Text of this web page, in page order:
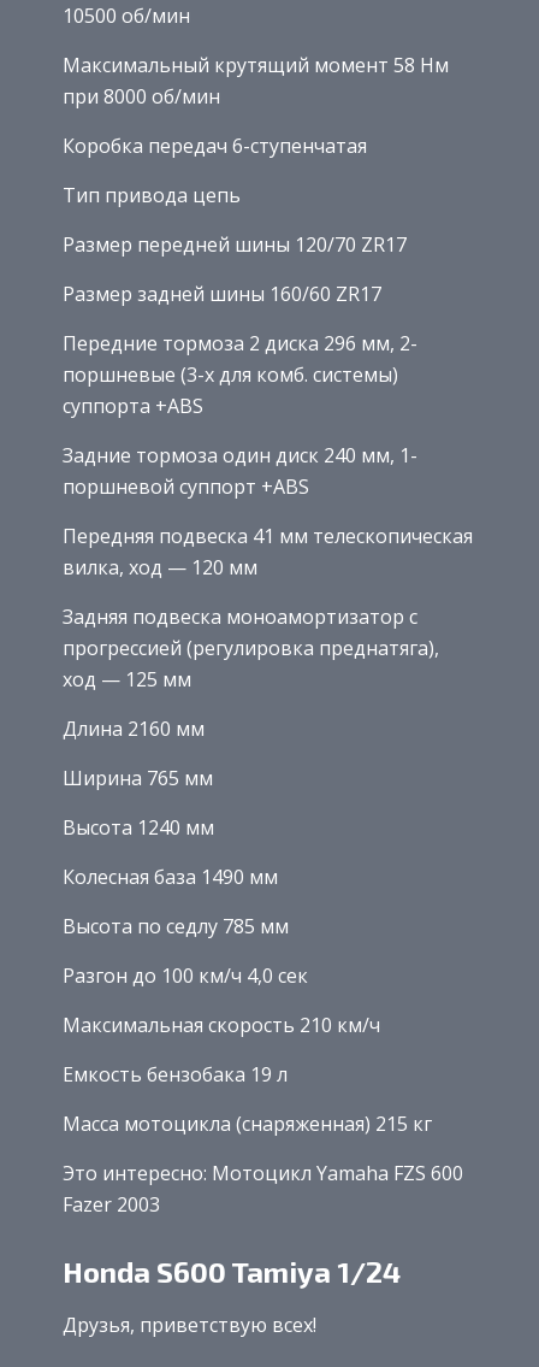
10500 об/мин
Максимальный крутящий момент 58 Нм
при 8000 об/мин
Коробка передач 6-ступенчатая
Тип привода цепь
Размер передней шины 120/70 ZR17
Размер задней шины 160/60 ZR17
Передние тормоза 2 диска 296 мм, 2-
поршневые (3-х для комб. системы)
суппорта +ABS
Задние тормоза один диск 240 мм, 1-
поршневой суппорт +ABS
Передняя подвеска 41 мм телескопическая
вилка, ход — 120 мм
Задняя подвеска моноамортизатор с
прогрессией (регулировка преднатяга),
ход — 125 мм
Длина 2160 мм
Ширина 765 мм
Высота 1240 мм
Колесная база 1490 мм
Высота по седлу 785 мм
Разгон до 100 км/ч 4,0 сек
Максимальная скорость 210 км/ч
Емкость бензобака 19 л
Масса мотоцикла (снаряженная) 215 кг
Это интересно: Мотоцикл Yamaha FZS 600
Fazer 2003
Honda S600 Tamiya 1/24
Друзья, приветствую всех!